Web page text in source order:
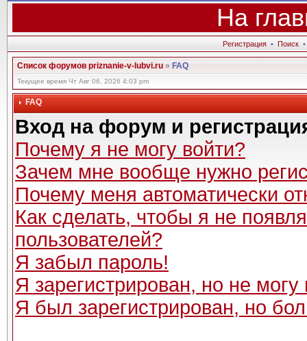
На
Регистрация • Поиск •
Список форумов priznanie-v-lubvi.ru»FAQ
Текущее время Чт Авг 06, 2026 4:03 pm
FAQ
Вход на форум и
Почему я не могу войти?
Зачем мне вообще нужно
Почему меня автоматически
Как сделать, чтобы я не
пользователей?
Я забыл пароль!
Я зарегистрирован, но не могу
Я был зарегистрирован, но